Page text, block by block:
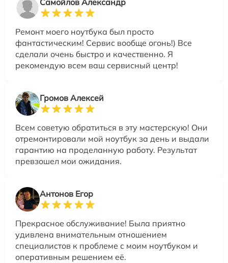
Самойлов Александр
Ремонт моего ноутбука был просто
фантастическим! Сервис вообще огонь!) Все
сделали очень быстро и качественно. Я
рекомендую всем ваш сервисный центр!
Громов Алексей
Всем советую обратиться в эту мастерскую! Они
отремонтировали мой ноутбук за день и выдали
гарантию на проделанную работу. Результат
превзошел мои ожидания.
Антонов Егор
Прекрасное обслуживание! Была приятно
удивлена внимательным отношением
специалистов к проблеме с моим ноутбуком и
оперативным решением её.